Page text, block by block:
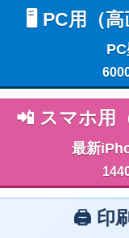
🖥️ PC用（
📲 スマホ用
最新
🖨️ 印